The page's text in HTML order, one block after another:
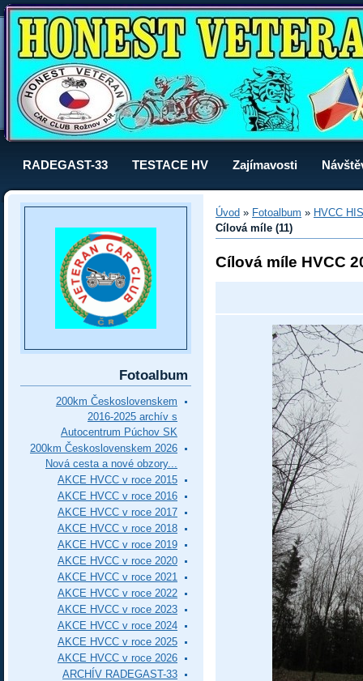
RADEGAST-33 TESTACE HV Zajímavosti
Úvod » Fotoalbum » HVCC
Cílová míle (11)
Cílová míle HVCC
Fotoalbum
200km Československem
2016-2025 archív s
Autocentrum Púchov SK
200km Československem 2026
Nová cesta a nové obzory...
AKCE HVCC v roce 2015
AKCE HVCC v roce 2016
AKCE HVCC v roce 2017
AKCE HVCC v roce 2018
AKCE HVCC v roce 2019
AKCE HVCC v roce 2020
AKCE HVCC v roce 2021
AKCE HVCC v roce 2022
AKCE HVCC v roce 2023
AKCE HVCC v roce 2024
AKCE HVCC v roce 2025
AKCE HVCC v roce 2026
ARCHÍV RADEGAST-33